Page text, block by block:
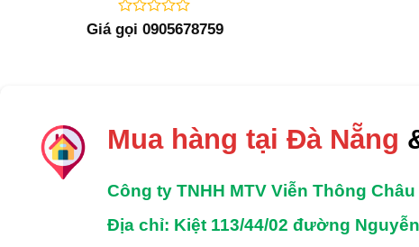
Được
xếp
Giá gọi 0905678759
Mua hàng tại Đà Nẵng
Công ty TNHH MTV Viễn Thông
Địa chỉ: Kiệt 113/44/02 đường